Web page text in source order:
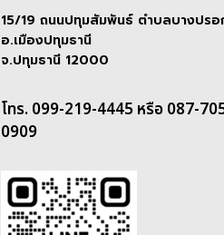
15/19 ถนนปทุมสัมพันธ์ ตำบลบางปรอ
อ.เมืองปทุมธานี
จ.ปทุมธานี 12000
โทร. 099-219-4445 หรือ 087-
0909